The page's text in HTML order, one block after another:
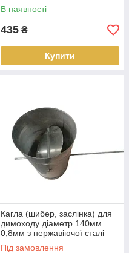
В наявності
435 ₴
Купити
Кагла (шибер, заслінка) для
димоходу діаметр 140мм
0,8мм з нержавіючої сталі
AISI 304
Під замовлення